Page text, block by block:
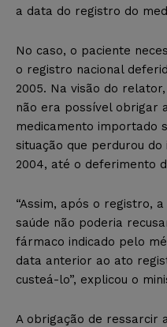
a data do registro do
No caso, o paciente
o registro nacional
2005. Na visão do
não era possível obrigar
medicamento importado
situação que perdurou
2004, até o deferimento
“Assim, após o registro,
saúde não poderia
fármaco indicado pelo
data anterior ao ato
custeá-lo”, explicou o
A obrigação de ressarcir